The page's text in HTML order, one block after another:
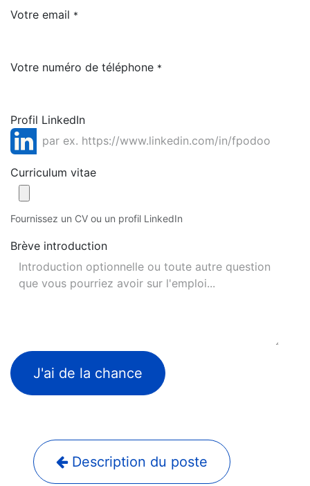
Votre email *
Votre numéro de téléphone *
Profil LinkedIn
Curriculum vitae
Fournissez un CV ou un profil LinkedIn
Brève introduction
J'ai de la chance
Description du poste